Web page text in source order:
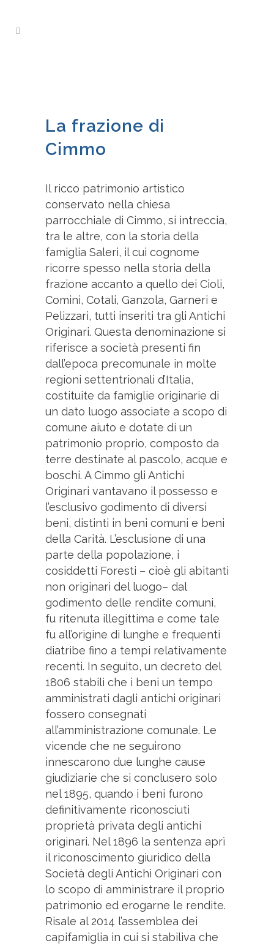
La frazione di
Cimmo
Il ricco patrimonio artistico
conservato nella chiesa
parrocchiale di Cimmo, si intreccia,
tra le altre, con la storia della
famiglia Saleri, il cui cognome
ricorre spesso nella storia della
frazione accanto a quello dei Cioli,
Comini, Cotali, Ganzola, Garneri e
Pelizzari, tutti inseriti tra gli Antichi
Originari. Questa denominazione si
riferisce a società presenti fin
dall’epoca precomunale in molte
regioni settentrionali d’Italia,
costituite da famiglie originarie di
un dato luogo associate a scopo di
comune aiuto e dotate di un
patrimonio proprio, composto da
terre destinate al pascolo, acque e
boschi. A Cimmo gli Antichi
Originari vantavano il possesso e
l’esclusivo godimento di diversi
beni, distinti in beni comuni e beni
della Carità. L’esclusione di una
parte della popolazione, i
cosiddetti Foresti – cioè gli abitanti
non originari del luogo– dal
godimento delle rendite comuni,
fu ritenuta illegittima e come tale
fu all’origine di lunghe e frequenti
diatribe fino a tempi relativamente
recenti. In seguito, un decreto del
1806 stabilì che i beni un tempo
amministrati dagli antichi originari
fossero consegnati
all’amministrazione comunale. Le
vicende che ne seguirono
innescarono due lunghe cause
giudiziarie che si conclusero solo
nel 1895, quando i beni furono
definitivamente riconosciuti
proprietà privata degli antichi
originari. Nel 1896 la sentenza aprì
il riconoscimento giuridico della
Società degli Antichi Originari con
lo scopo di amministrare il proprio
patrimonio ed erogarne le rendite.
Risale al 2014 l’assemblea dei
capifamiglia in cui si stabiliva che